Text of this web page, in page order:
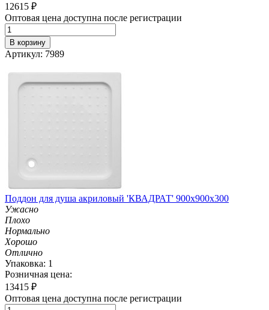
12615 ₽
Оптовая цена доступна после регистрации
В корзину
Артикул: 7989
Поддон для душа акриловый 'КВАДРАТ' 900х900х300
Ужасно
Плохо
Нормально
Хорошо
Отлично
Упаковка: 1
Розничная цена:
13415 ₽
Оптовая цена доступна после регистрации